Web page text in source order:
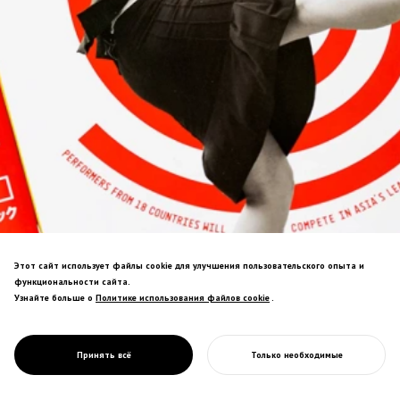
PROJECT
WORLD CUP IN
SHIZUOKA
Брендинг для крупнейшего в Азии
фестиваля уличных выступлений.
Этот сайт использует файлы cookie для улучшения пользовательского опыта и
функциональности сайта.
Узнайте больше о Политике использования файлов cookie
Политике использования файлов cookie.
Принять всё Только необходимые